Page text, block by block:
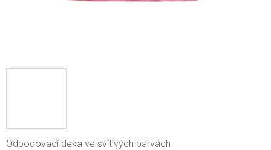
Odpocovací deka ve svítivých barvách